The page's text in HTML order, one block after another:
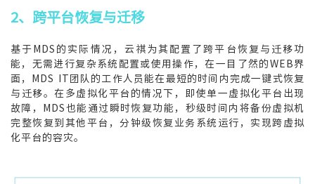
2、跨平台恢复与迁移
基于MDS的实际情况，云祺为其配置了跨平台恢复与迁移功
能，无需进行复杂系统配置或使用操作，在一目了然的WEB界
面，MDS IT团队的工作人员能在最短的时间内完成一键式恢复
与迁移。在多虚拟化平台的情况下，即使单一虚拟化平台出现
故障，MDS也能通过瞬时恢复功能，秒级时间内将备份虚拟机
完整恢复到其他平台，分钟级恢复业务系统运行，实现跨虚拟
化平台的容灾。